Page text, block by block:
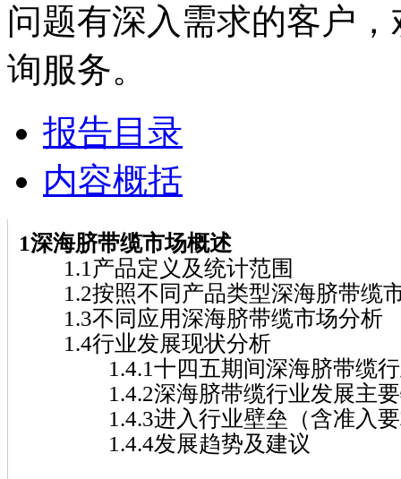
问题有深入需求的客户
询服务。
报告目录
内容概括
1深海脐带缆市场概述
1.1产品定义及统计范围
1.2按照不同产品类型深海脐带缆
1.3不同应用深海脐带缆市场分析
1.4行业发展现状分析
1.4.1十四五期间深海脐带缆行
1.4.2深海脐带缆行业发展主要
1.4.3进入行业壁垒（含准入要
1.4.4发展趋势及建议